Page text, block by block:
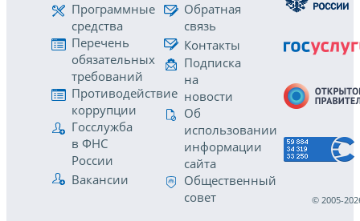
Программные
средства
Перечень
обязательных
требований
Противодействие
коррупции
Госслужба
в ФНС
России
Вакансии
Обратная
связь
Контакты
Подписка
на
новости
Об
использовании
информации
сайта
Общественный
совет
© 2005-